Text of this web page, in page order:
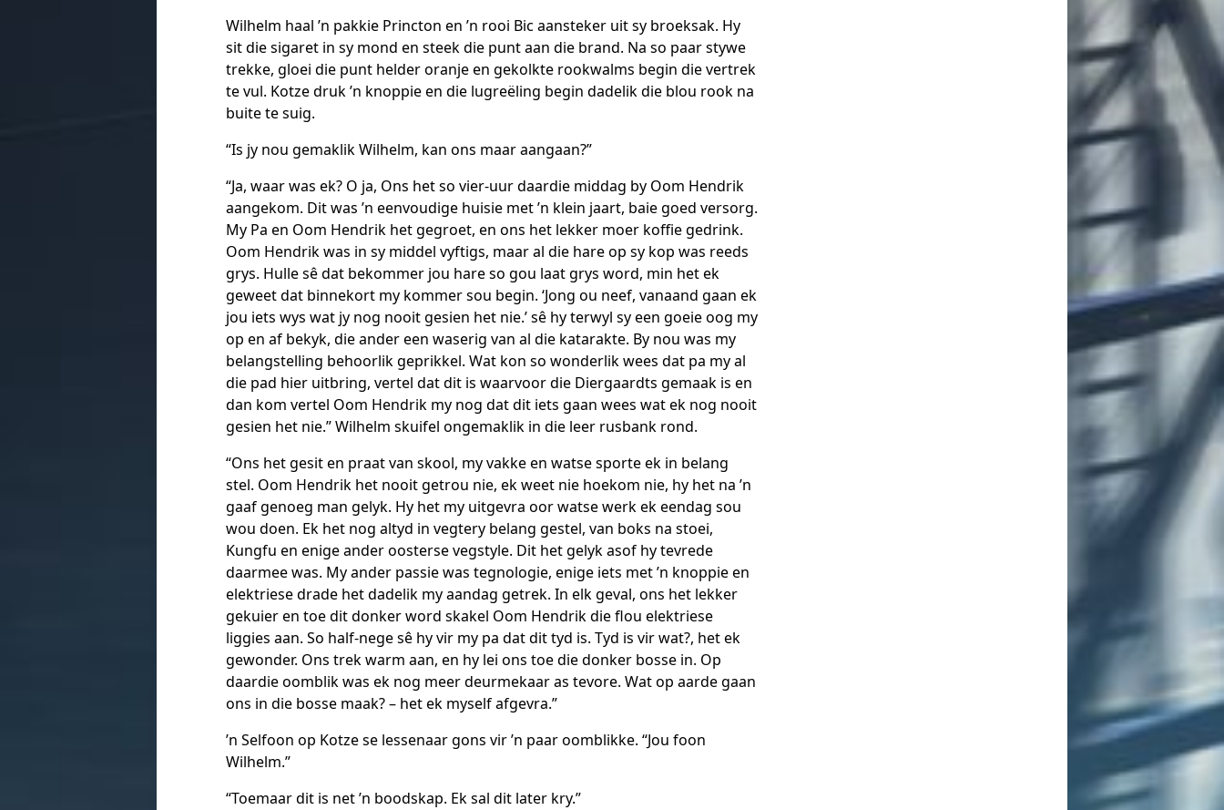
Wilhelm haal ’n pakkie Princton en ’n rooi Bic aansteker uit sy broeksak. Hy
sit die sigaret in sy mond en steek die punt aan die brand. Na so paar stywe
trekke, gloei die punt helder oranje en gekolkte rookwalms begin die vertrek
te vul. Kotze druk ’n knoppie en die lugreëling begin dadelik die blou rook na
buite te suig.
“Is jy nou gemaklik Wilhelm, kan ons maar aangaan?”
“Ja, waar was ek? O ja, Ons het so vier-uur daardie middag by Oom Hendrik
aangekom. Dit was ’n eenvoudige huisie met ’n klein jaart, baie goed versorg.
My Pa en Oom Hendrik het gegroet, en ons het lekker moer koffie gedrink.
Oom Hendrik was in sy middel vyftigs, maar al die hare op sy kop was reeds
grys. Hulle sê dat bekommer jou hare so gou laat grys word, min het ek
geweet dat binnekort my kommer sou begin. ‘Jong ou neef, vanaand gaan ek
jou iets wys wat jy nog nooit gesien het nie.’ sê hy terwyl sy een goeie oog my
op en af bekyk, die ander een waserig van al die katarakte. By nou was my
belangstelling behoorlik geprikkel. Wat kon so wonderlik wees dat pa my al
die pad hier uitbring, vertel dat dit is waarvoor die Diergaardts gemaak is en
dan kom vertel Oom Hendrik my nog dat dit iets gaan wees wat ek nog nooit
gesien het nie.” Wilhelm skuifel ongemaklik in die leer rusbank rond.
“Ons het gesit en praat van skool, my vakke en watse sporte ek in belang
stel. Oom Hendrik het nooit getrou nie, ek weet nie hoekom nie, hy het na ’n
gaaf genoeg man gelyk. Hy het my uitgevra oor watse werk ek eendag sou
wou doen. Ek het nog altyd in vegtery belang gestel, van boks na stoei,
Kungfu en enige ander oosterse vegstyle. Dit het gelyk asof hy tevrede
daarmee was. My ander passie was tegnologie, enige iets met ’n knoppie en
elektriese drade het dadelik my aandag getrek. In elk geval, ons het lekker
gekuier en toe dit donker word skakel Oom Hendrik die flou elektriese
liggies aan. So half-nege sê hy vir my pa dat dit tyd is. Tyd is vir wat?, het ek
gewonder. Ons trek warm aan, en hy lei ons toe die donker bosse in. Op
daardie oomblik was ek nog meer deurmekaar as tevore. Wat op aarde gaan
ons in die bosse maak? – het ek myself afgevra.”
’n Selfoon op Kotze se lessenaar gons vir ’n paar oomblikke. “Jou foon
Wilhelm.”
“Toemaar dit is net ’n boodskap. Ek sal dit later kry.”